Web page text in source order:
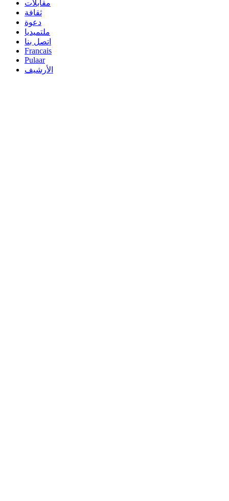
مقابلات
ثقافة
دعوة
ملتميديا
اتصل بنا
Francais
Pulaar
الأرشيف